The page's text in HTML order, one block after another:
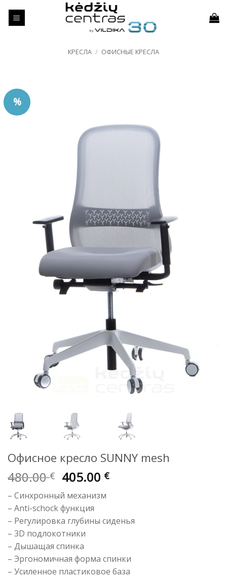
КРЕСЛА / ОФИСНЫЕ КРЕСЛА
%
Офисное кресло SUNNY mesh
480.00€ Первоначальная
цена
составляла
480.00 €.
405.00 €Текущая
– Синхронный механизм
– Anti-schock функция
– Регулировка глубины сиденья
– 3D подлокотники
– Дышащая спинка
– Эргономичная форма спинки
– Усиленное пластиковое база